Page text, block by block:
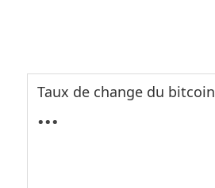
Taux de change du bitcoin
...